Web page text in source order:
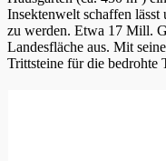
Insektenwelt schaffen
zu werden. Etwa 17 Mill.
Landesfläche aus. Mit
Trittsteine für die bedrohte